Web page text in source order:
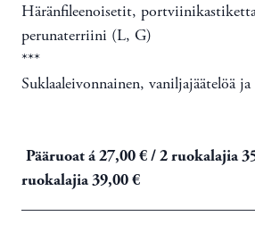
Häränfileenoisetit,
perunaterriini (L, G)
***
Suklaaleivonnainen, vaniljajäätelöä
Pääruoat á 27,00 € / 2 ruokalajia
ruokalajia 39,00 €